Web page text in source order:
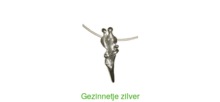
Gezinnetje zilver